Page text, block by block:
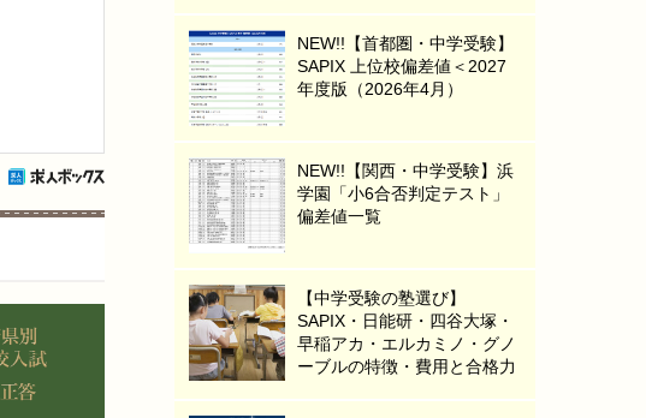
NEW!!【首都圏・中学受験】
SAPIX 上位校偏差値＜2027
年度版（2026年4月）
NEW!!【関西・中学受験】浜
学園「小6合否判定テスト」
偏差値一覧
【中学受験の塾選び】
SAPIX・日能研・四谷大塚・
早稲アカ・エルカミノ・グノ
ーブルの特徴・費用と合格力